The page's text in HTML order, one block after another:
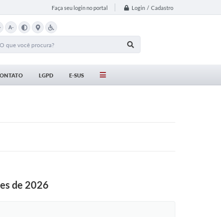
Faça seu login no portal Login / Cadastro
A-
LGPD E-SUS
de 2026